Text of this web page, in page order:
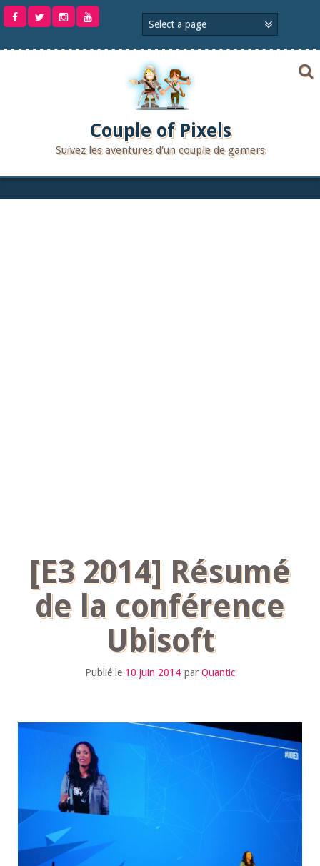
Aller
Couple of Pixels
Suivez les aventures d'un couple de gamers
[E3 2014] Résumé
de la conférence
Ubisoft
Publié le 10 juin 2014 par Quantic